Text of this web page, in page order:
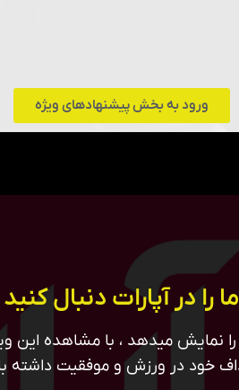
ورود به بخش پیشنهادهای ویژه
ما را در آپارات دنبال کنید
نمایش میدهد ، با مشاهده این
خود در ورزش و موفقیت داشته